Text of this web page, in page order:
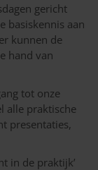
gericht
basiskennis aan
kunnen de
hand van
tot onze
alle praktische
presentaties,
in de praktijk’